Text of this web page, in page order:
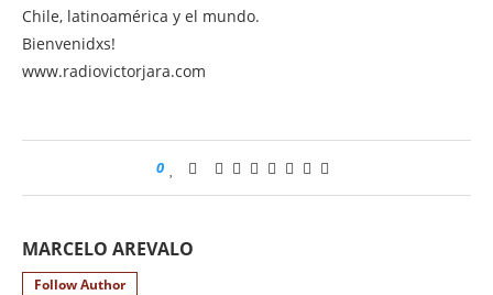
Chile, latinoamérica y el mundo.
Bienvenidxs!
www.radiovictorjara.com
0
MARCELO AREVALO
Follow Author